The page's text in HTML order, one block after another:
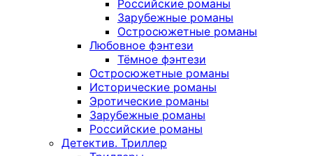
Российские романы
Зарубежные романы
Остросюжетные романы
Любовное фэнтези
Тёмное фэнтези
Остросюжетные романы
Исторические романы
Эротические романы
Зарубежные романы
Российские романы
Детектив. Триллер